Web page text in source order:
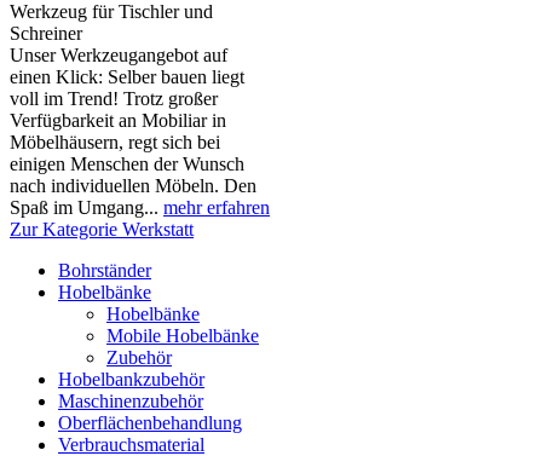
Werkzeug für Tischler und
Schreiner
Unser Werkzeugangebot auf
einen Klick: Selber bauen liegt
voll im Trend! Trotz großer
Verfügbarkeit an Mobiliar in
Möbelhäusern, regt sich bei
einigen Menschen der Wunsch
nach individuellen Möbeln. Den
Spaß im Umgang... mehr erfahren
Zur Kategorie Werkstatt
Bohrständer
Hobelbänke
Hobelbänke
Mobile Hobelbänke
Zubehör
Hobelbankzubehör
Maschinenzubehör
Oberflächenbehandlung
Verbrauchsmaterial